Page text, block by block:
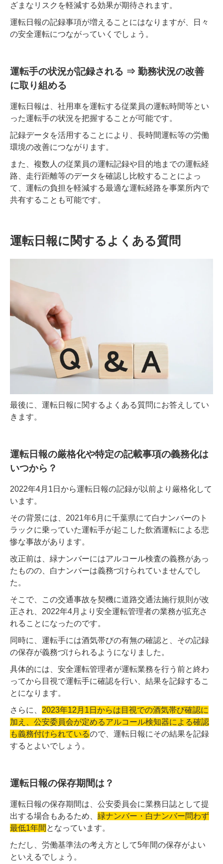
ざまなリスクを軽減する効果が期待されます。
運転日報の記録事項が増えることにはなりますが、日々
の安全運転につながっていくでしょう。
運転手の状況が記録される ⇒ 勤務状況の改善
に取り組める
運転日報は、社用車を運転する従業員の運転時間等とい
った運転手の状況を把握することが可能です。
記録データを活用することにより、長時間運転等の労働
環境の改善につながります。
また、複数人の従業員の運転記録や目的地までの運転経
路、走行距離等のデータを確認し比較することによっ
て、運転の負担を軽減する最適な運転経路を事業所内で
共有することも可能です。
運転日報に関するよくある質問
最後に、運転日報に関するよくある質問にお答えしてい
きます。
運転日報の厳格化や特定の記載事項の義務化は
いつから？
2022年4月1日から運転日報の記録が以前より厳格化して
います。
その背景には、2021年6月に千葉県にて白ナンバーのト
ラックに乗っていた運転手が起こした飲酒運転による悲
惨な事故があります。
改正前は、緑ナンバーにはアルコール検査の義務があっ
たものの、白ナンバーは義務づけられていませんでし
た。
そこで、この交通事故を契機に道路交通法施行規則が改
正され、2022年4月より安全運転管理者の業務が拡充さ
れることになったのです。
同時に、運転手には酒気帯びの有無の確認と、その記録
の保存が義務づけられるようになりました。
具体的には、安全運転管理者が運転業務を行う前と終わ
ってから目視で運転手に確認を行い、結果を記録するこ
とになります。
さらに、 2023年12月1日からは目視での酒気帯び確認に
加え、公安委員会が定めるアルコール検知器による確認
も義務付けられているので、運転日報にその結果を記録
するとよいでしょう。
運転日報の保存期間は？
運転日報の保存期間は、公安委員会に業務日誌として提
出する場合もあるため、 緑ナンバー・白ナンバー問わず
最低1年間 となっています。
ただし、労働基準法の考え方として5年間の保存がよい
といえるでしょう。